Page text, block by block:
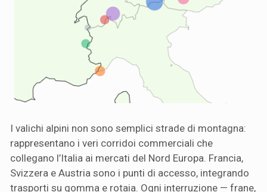
I valichi alpini non sono semplici strade di montagna:
rappresentano i veri corridoi commerciali che
collegano l’Italia ai mercati del Nord Europa. Francia,
Svizzera e Austria sono i punti di accesso, integrando
trasporti su gomma e rotaia. Ogni interruzione — frane,